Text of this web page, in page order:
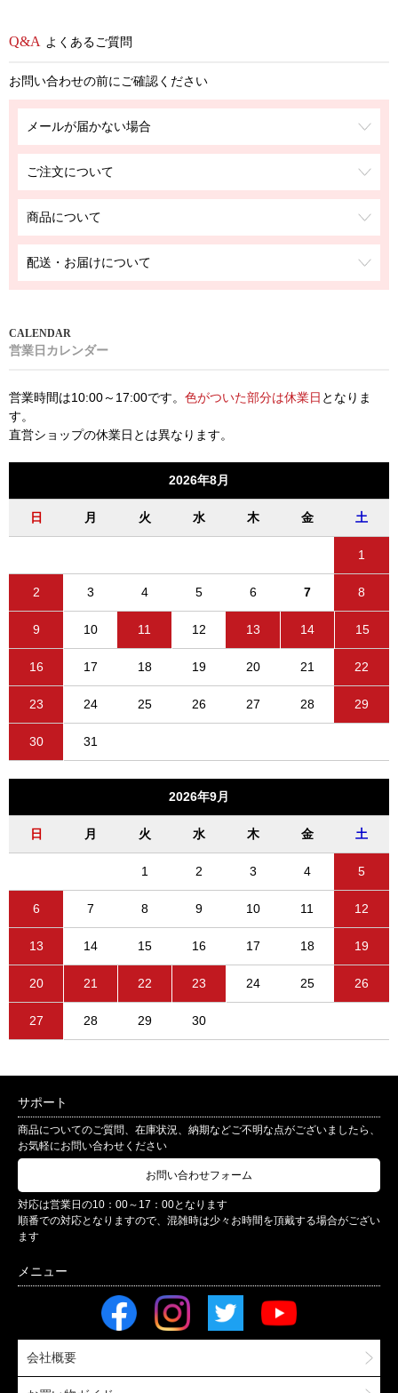
よくあるご質問
お問い合わせの前にご確認ください
メールが届かない場合
ご注文について
商品について
配送・お届けについて
営業日カレンダー
営業時間は10:00～17:00です。 色がついた部分は休業日 となりま
す。
直営ショップの休業日とは異なります。
2026年8月
日 月 火 水 木 金 土
1
2 3 4 5 6 7 8
9 10 11 12 13 14 15
16 17 18 19 20 21 22
23 24 25 26 27 28 29
30 31
2026年9月
日 月 火 水 木 金 土
1 2 3 4 5
6 7 8 9 10 11 12
13 14 15 16 17 18 19
20 21 22 23 24 25 26
27 28 29 30
サポート
商品についてのご質問、在庫状況、納期などご不明な点がございましたら、
お気軽にお問い合わせください
お問い合わせフォーム
対応は営業日の10：00～17：00となります
順番での対応となりますので、混雑時は少々お時間を頂戴する場合がござい
ます
会社概要